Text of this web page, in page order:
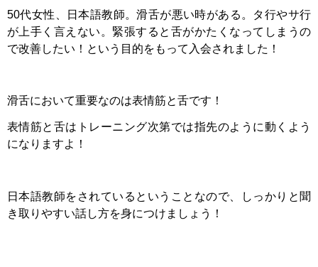
50代女性、日本語教師。滑舌が悪い時がある。タ行やサ行
が上手く言えない。緊張すると舌がかたくなってしまうの
で改善したい！という目的をもって入会されました！
滑舌において重要なのは表情筋と舌です！
表情筋と舌はトレーニング次第では指先のように動くよう
になりますよ！
日本語教師をされているということなので、しっかりと聞
き取りやすい話し方を身につけましょう！